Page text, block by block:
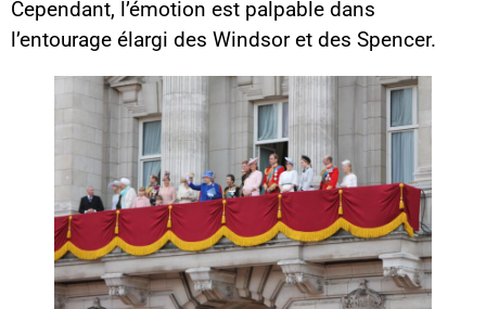
Cependant, l’émotion est palpable dans
l’entourage élargi des Windsor et des Spencer.